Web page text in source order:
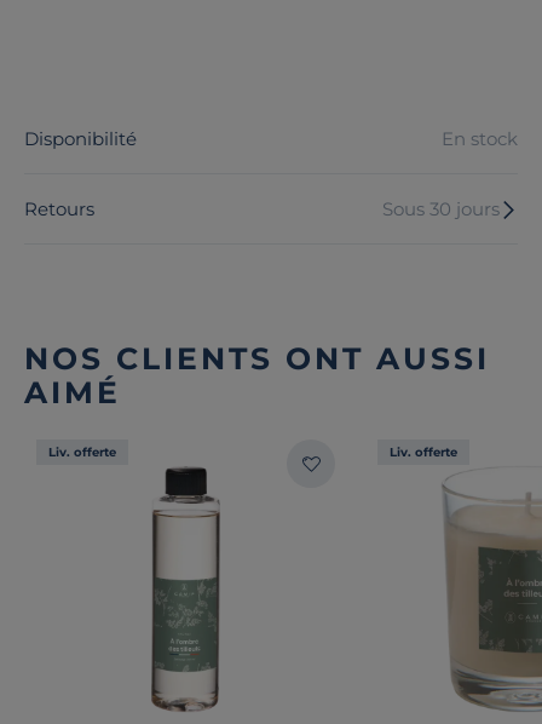
Disponibilité En stock
Retours Sous 30 jours
NOS CLIENTS ONT AUSSI
AIMÉ
Liv. offerte Liv. offerte